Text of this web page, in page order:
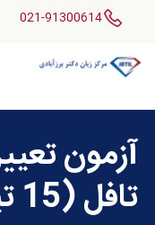
021-91300614
آزمون
تافل (15 تیر 1403 )